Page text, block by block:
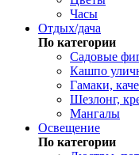
Часы
Отдых/дача
По категории
Садовые
Кашпо
Гамаки,
Шезлонг,
Мангалы
Освещение
По категории